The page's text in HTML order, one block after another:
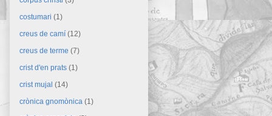
costumari (1)
creus de camí (12)
creus de terme (7)
crist d'en prats (1)
crist mujal (14)
crònica gnomònica (1)